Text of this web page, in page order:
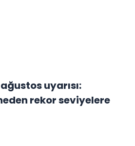
uyarısı:
rekor seviyelere